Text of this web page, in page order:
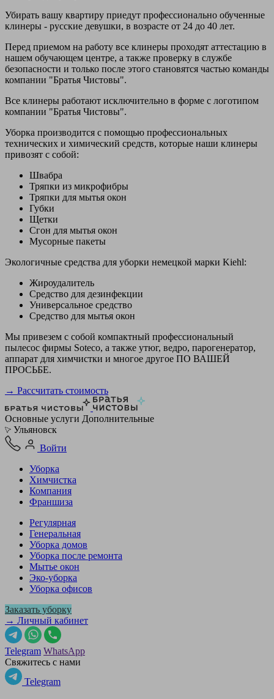
Убирать вашу квартиру приедут профессионально обученные
клинеры - русские девушки, в возрасте от 24 до 40 лет.
Перед приемом на работу все клинеры проходят аттестацию в
нашем обучающем центре, а также проверку в службе
безопасности и только после этого становятся частью команды
компании "Братья Чистовы".
Все клинеры работают исключительно в форме с логотипом
компании "Братья Чистовы".
Уборка производится с помощью профессиональных
технических и химический средств, которые наши клинеры
привозят с собой:
Швабра
Тряпки из микрофибры
Тряпки для мытья окон
Губки
Щетки
Сгон для мытья окон
Мусорные пакеты
Экологичные средства для уборки немецкой марки Kiehl:
Жироудалитель
Средство для дезинфекции
Универсальное средство
Средство для мытья окон
Мы привезем с собой компактный профессиональный
пылесос фирмы Soteco, а также утюг, ведро, парогенератор,
аппарат для химчистки и многое другое ПО ВАШЕЙ
ПРОСЬБЕ.
→ Рассчитать стоимость
Основные услуги Дополнительные
Ульяновск
Войти
Уборка
Химчистка
Компания
Франшиза
Регулярная
Генеральная
Уборка домов
Уборка после ремонта
Мытье окон
Эко-уборка
Уборка офисов
Заказать уборку
→ Личный кабинет
Telegram WhatsApp
Свяжитесь с нами
Telegram